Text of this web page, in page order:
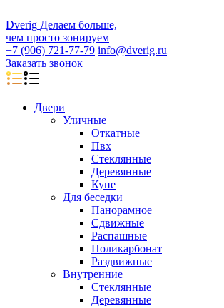
Dverig Делаем больше,
чем просто зонируем
+7 (906) 721-77-79 info@dverig.ru
Заказать звонок
Двери
Уличные
Откатные
Пвх
Стеклянные
Деревянные
Купе
Для беседки
Панорамное
Сдвижные
Распашные
Поликарбонат
Раздвижные
Внутренние
Стеклянные
Деревянные